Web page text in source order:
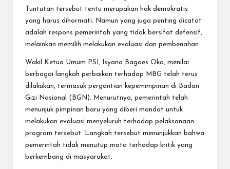
Tuntutan tersebut tentu merupakan hak demokratis
yang harus dihormati. Namun yang juga penting dicatat
adalah respons pemerintah yang tidak bersifat defensif,
melainkan memilih melakukan evaluasi dan pembenahan.
Wakil Ketua Umum PSI, Isyana Bagoes Oka, menilai
berbagai langkah perbaikan terhadap MBG telah terus
dilakukan, termasuk pergantian kepemimpinan di Badan
Gizi Nasional (BGN). Menurutnya, pemerintah telah
menunjuk pimpinan baru yang diberi mandat untuk
melakukan evaluasi menyeluruh terhadap pelaksanaan
program tersebut. Langkah tersebut menunjukkan bahwa
pemerintah tidak menutup mata terhadap kritik yang
berkembang di masyarakat.